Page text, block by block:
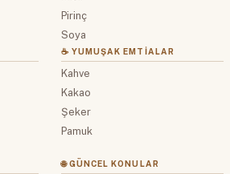
Pirinç
Soya
☕ YUMUŞAK EMTIALAR
Kahve
Kakao
Şeker
Pamuk
🌐 GÜNCEL KONULAR